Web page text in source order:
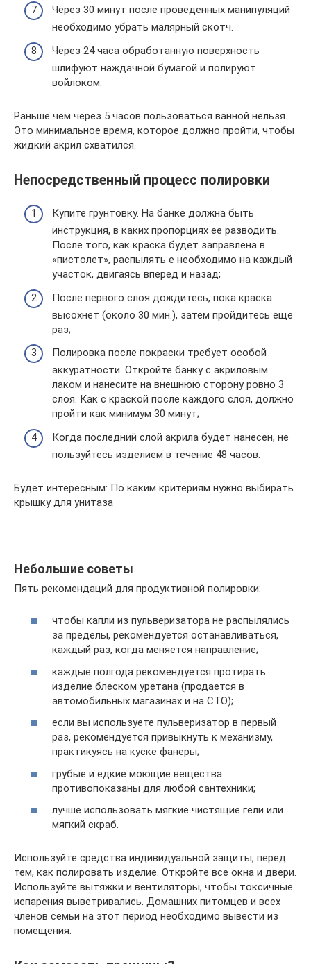
Через 30 минут после проведенных манипуляций
необходимо убрать малярный скотч.
Через 24 часа обработанную поверхность
шлифуют наждачной бумагой и полируют
войлоком.
Раньше чем через 5 часов пользоваться ванной нельзя.
Это минимальное время, которое должно пройти, чтобы
жидкий акрил схватился.
Непосредственный процесс полировки
Купите грунтовку. На банке должна быть
инструкция, в каких пропорциях ее разводить.
После того, как краска будет заправлена в
«пистолет», распылять е необходимо на каждый
участок, двигаясь вперед и назад;
После первого слоя дождитесь, пока краска
высохнет (около 30 мин.), затем пройдитесь еще
раз;
Полировка после покраски требует особой
аккуратности. Откройте банку с акриловым
лаком и нанесите на внешнюю сторону ровно 3
слоя. Как с краской после каждого слоя, должно
пройти как минимум 30 минут;
Когда последний слой акрила будет нанесен, не
пользуйтесь изделием в течение 48 часов.
Будет интересным: По каким критериям нужно выбирать
крышку для унитаза
Небольшие советы
Пять рекомендаций для продуктивной полировки:
чтобы капли из пульверизатора не распылялись
за пределы, рекомендуется останавливаться,
каждый раз, когда меняется направление;
каждые полгода рекомендуется протирать
изделие блеском уретана (продается в
автомобильных магазинах и на СТО);
если вы используете пульверизатор в первый
раз, рекомендуется привыкнуть к механизму,
практикуясь на куске фанеры;
грубые и едкие моющие вещества
противопоказаны для любой сантехники;
лучше использовать мягкие чистящие гели или
мягкий скраб.
Используйте средства индивидуальной защиты, перед
тем, как полировать изделие. Откройте все окна и двери.
Используйте вытяжки и вентиляторы, чтобы токсичные
испарения выветривались. Домашних питомцев и всех
членов семьи на этот период необходимо вывести из
помещения.